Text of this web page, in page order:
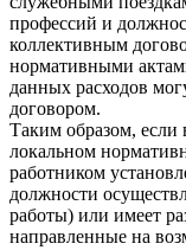
профессий и
коллективным
нормативными
данных расходов
договором.
Таким образом, если
локальном
работником
должности
работы) или имеет
направленные на